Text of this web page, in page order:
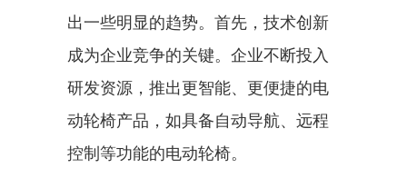
出一些明显的趋势。首先，技术创新
成为企业竞争的关键。企业不断投入
研发资源，推出更智能、更便捷的电
动轮椅产品，如具备自动导航、远程
控制等功能的电动轮椅。